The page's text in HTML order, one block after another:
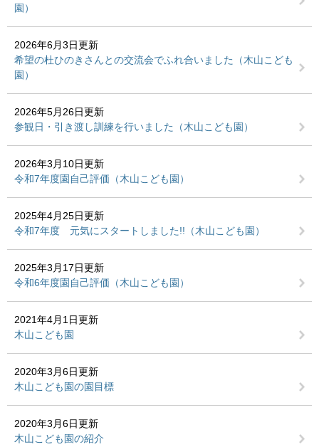
園）
2026年6月3日更新
希望の杜ひのきさんとの交流会でふれ合いました（木山こども
園）
2026年5月26日更新
参観日・引き渡し訓練を行いました（木山こども園）
2026年3月10日更新
令和7年度園自己評価（木山こども園）
2025年4月25日更新
令和7年度 元気にスタートしました!!（木山こども園）
2025年3月17日更新
令和6年度園自己評価（木山こども園）
2021年4月1日更新
木山こども園
2020年3月6日更新
木山こども園の園目標
2020年3月6日更新
木山こども園の紹介